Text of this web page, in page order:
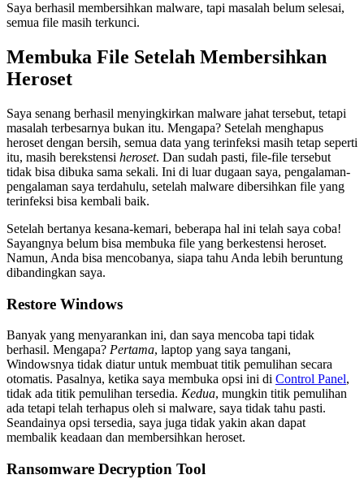
Saya berhasil membersihkan malware, tapi masalah belum selesai,
semua file masih terkunci.
Membuka File Setelah Membersihkan
Heroset
Saya senang berhasil menyingkirkan malware jahat tersebut, tetapi
masalah terbesarnya bukan itu. Mengapa? Setelah menghapus
heroset dengan bersih, semua data yang terinfeksi masih tetap seperti
itu, masih berekstensi heroset. Dan sudah pasti, file-file tersebut
tidak bisa dibuka sama sekali. Ini di luar dugaan saya, pengalaman-
pengalaman saya terdahulu, setelah malware dibersihkan file yang
terinfeksi bisa kembali baik.
Setelah bertanya kesana-kemari, beberapa hal ini telah saya coba!
Sayangnya belum bisa membuka file yang berkestensi heroset.
Namun, Anda bisa mencobanya, siapa tahu Anda lebih beruntung
dibandingkan saya.
Restore Windows
Banyak yang menyarankan ini, dan saya mencoba tapi tidak
berhasil. Mengapa? Pertama, laptop yang saya tangani,
Windowsnya tidak diatur untuk membuat titik pemulihan secara
otomatis. Pasalnya, ketika saya membuka opsi ini di Control Panel,
tidak ada titik pemulihan tersedia. Kedua, mungkin titik pemulihan
ada tetapi telah terhapus oleh si malware, saya tidak tahu pasti.
Seandainya opsi tersedia, saya juga tidak yakin akan dapat
membalik keadaan dan membersihkan heroset.
Ransomware Decryption Tool